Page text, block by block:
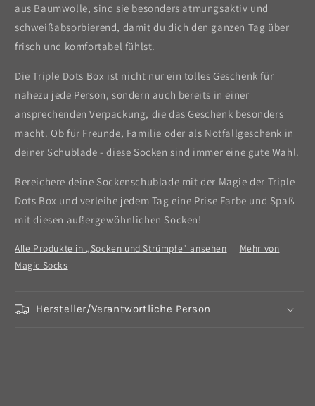
aus Baumwolle, sind sie besonders atmungsaktiv und
schweißabsorbierend, damit du dich den ganzen Tag über
frisch und komfortabel fühlst.
Die Triple Dots Box ist nicht nur ein tolles Geschenk für
nahezu jede Person, sondern auch bereits in einer
ansprechenden Verpackung, die das Geschenk besonders
macht. Ob für Freunde, Familie oder als Notfallgeschenk in
deiner Schublade - diese Socken sind immer eine gute Wahl.
Bereichere deine Sockenschublade mit der Magie der Triple
Dots Box und verleihe jedem Tag eine Prise Farbe und Spaß
mit diesen außergewöhnlichen Socken!
Alle Produkte in „Socken und Strümpfe" ansehen | Mehr von
Magic Socks
Hersteller/Verantwortliche Person